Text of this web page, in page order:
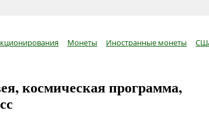
Монеты Иностранные монеты
космическая программа,